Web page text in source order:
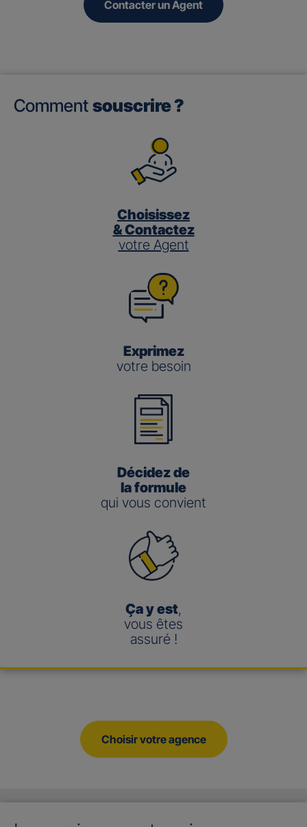
Contacter un Agent
Comment souscrire ?
Choisissez
& Contactez
votre Agent
Exprimez
votre besoin
Décidez de
la formule
qui vous convient
Ça y est,
vous êtes
assuré !
Choisir votre agence